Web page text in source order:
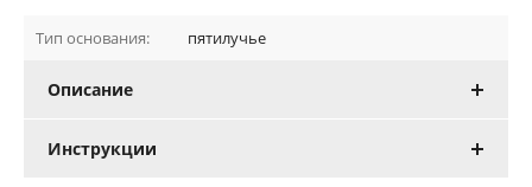
Тип основания: пятилучье
Описание
Инструкции